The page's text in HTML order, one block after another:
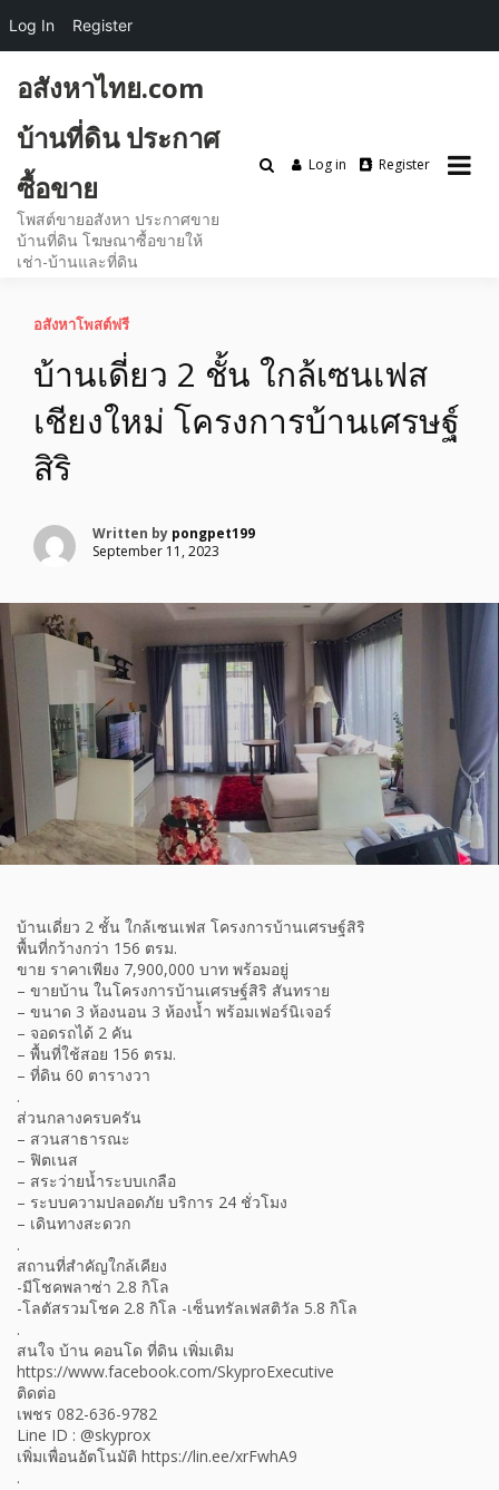
content
อสังหาไทย.com
บ้านที่ดิน ประกาศ
ซื้อขาย
โพสต์ขายอสังหา ประกาศขาย
บ้านที่ดิน โฆษณาซื้อขายให้
เช่า-บ้านและที่ดิน
Log in Register
อสังหาโพสต์ฟรี
บ้านเดี่ยว 2 ชั้น ใกล้เซนเฟส
เชียงใหม่ โครงการบ้านเศรษฐ์
สิริ
Written by pongpet199
September 11, 2023
บ้านเดี่ยว 2 ชั้น ใกล้เซนเฟส โครงการบ้านเศรษฐ์สิริ
พื้นที่กว้างกว่า 156 ตรม.
ขาย ราคาเพียง 7,900,000 บาท พร้อมอยู่
– ขายบ้าน ในโครงการบ้านเศรษฐ์สิริ สันทราย
– ขนาด 3 ห้องนอน 3 ห้องน้ำ พร้อมเฟอร์นิเจอร์
– จอดรถได้ 2 คัน
– พื้นที่ใช้สอย 156 ตรม.
– ที่ดิน 60 ตารางวา
.
ส่วนกลางครบครัน
– สวนสาธารณะ
– ฟิตเนส
– สระว่ายน้ำระบบเกลือ
– ระบบความปลอดภัย บริการ 24 ชั่วโมง
– เดินทางสะดวก
.
สถานที่สำคัญใกล้เคียง
-มีโชคพลาซ่า 2.8 กิโล
-โลตัสรวมโชค 2.8 กิโล -เซ็นทรัลเฟสติวัล 5.8 กิโล
.
สนใจ บ้าน คอนโด ที่ดิน เพิ่มเติม
https://www.facebook.com/SkyproExecutive
ติดต่อ
เพชร 082-636-9782
Line ID : @skyprox
เพิ่มเพื่อนอัตโนมัติ https://lin.ee/xrFwhA9
.
Log In Register